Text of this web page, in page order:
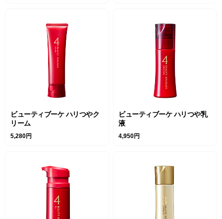
ビューティブーケ ハリつやク
リーム
5,280円
ビューティブーケ ハリつや乳
液
4,950円